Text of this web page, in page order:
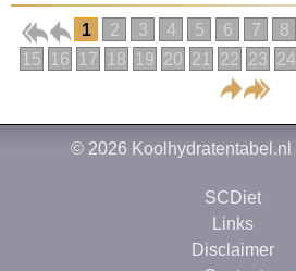
1 2 3 4 5 6 7 8
15
16 17 18 19 20 21 22 23 24
© 2026 Koolhydratentabel.nl
SCDiet
Links
Disclaimer